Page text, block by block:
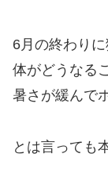
6月の終わり
体がどうなる
暑さが緩んで
とは言っても